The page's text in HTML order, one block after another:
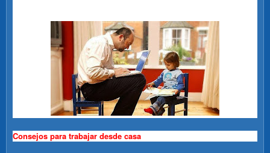
Consejos para trabajar desde casa